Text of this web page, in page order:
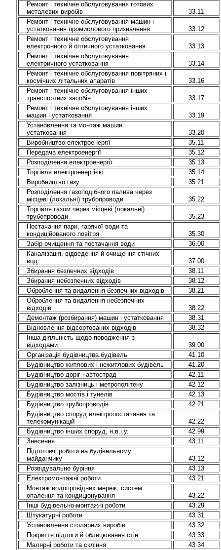
Ремонт і технічне обслуговування готових
металевих виробів
33.11
Ремонт і технічне обслуговування машин і
устатковання промислового призначення
33.12
Ремонт і технічне обслуговування
електронного й оптичного устатковання
33.13
Ремонт і технічне обслуговування
електричного устатковання
33.14
Ремонт і технічне обслуговування повітряних і
космічних літальних апаратів
33.16
Ремонт і технічне обслуговування інших
транспортних засобів
33.17
Ремонт і технічне обслуговування інших
машин і устатковання
33.19
Установлення та монтаж машин і
устатковання
33.20
Виробництво електроенергії
35.11
Передача електроенергії
35.12
Розподілення електроенергії
35.13
Торгівля електроенергією
35.14
Виробництво газу
35.21
Розподілення газоподібного палива через
місцеві (локальні) трубопроводи
35.22
Торгівля газом через місцеві (локальні)
трубопроводи
35.23
Постачання пари, гарячої води та
кондиційованого повітря
35.30
Забір очищення та постачання води
36.00
Каналізація, відведення й очищення стічних
вод
37.00
Збирання безпечних відходів
38.11
Збирання небезпечних відходів
38.12
Оброблення та видалення безпечних відходів
38.21
Оброблення та видалення небезпечних
відходів
38.22
Демонтаж (розбирання) машин і устатковання
38.31
Відновлення відсортованих відходів
38.32
Інша діяльність щодо поводження з
відходами
39.00
Організація будівництва будівель
41.10
Будівництво житлових і нежитлових будівель
41.20
Будівництво доріг і автострад
42.11
Будівництво залізниць і метрополітену
42.12
Будівництво мостів і тунелів
42.13
Будівництво трубопроводів
42.21
Будівництво споруд електропостачання та
телекомунікацій
42.22
Будівництво інших споруд, н.в.і.у.
42.99
Знесення
43.11
Підготовчі роботи на будівельному
майданчику
43.12
Розвідувальне буріння
43.13
Електромонтажні роботи
43.21
Монтаж водопровідних мереж, систем
опалення та кондиціонування
43.22
Інші будівельно-монтажні роботи
43.29
Штукатурні роботи
43.31
Установлення столярних виробів
43.32
Покриття підлоги й облицювання стін
43.33
Малярні роботи та скління
43.34